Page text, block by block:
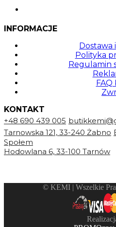
INFORMACJE
Dostawa
Polityka
Regulamin
FAQ
KONTAKT
+48 690 439 005
Tarnowska 121, 33-240 Żabno
Społem
Hodowlana 6, 33-100 Tarnów
©️ KEMI | Wszelkie